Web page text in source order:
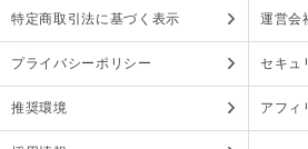
特定商取引法に基づく表示 運営会
プライバシーポリシー セキュ
推奨環境 アフィ